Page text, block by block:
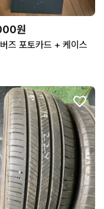
원
즈 포토카드 + 케이스